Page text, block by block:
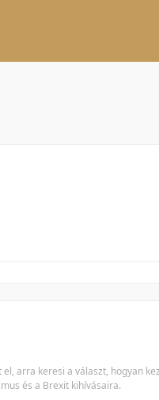
arra keresi a választ, hogyan
és a Brexit kihívásaira.